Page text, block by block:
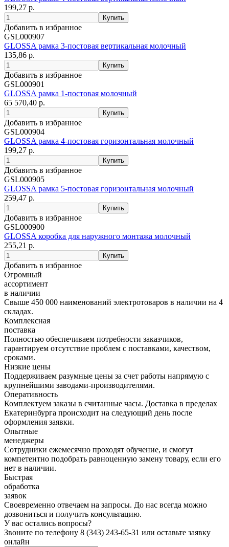
199,27 р.
Добавить в избранное
GSL000907
GLOSSA рамка 3-постовая вертикальная молочный
135,86 р.
Добавить в избранное
GSL000901
GLOSSA рамка 1-постовая молочный
65 570,40 р.
Добавить в избранное
GSL000904
GLOSSA рамка 4-постовая горизонтальная молочный
199,27 р.
Добавить в избранное
GSL000905
GLOSSA рамка 5-постовая горизонтальная молочный
259,47 р.
Добавить в избранное
GSL000900
GLOSSA коробка для наружного монтажа молочный
255,21 р.
Добавить в избранное
Огромный
ассортимент
в наличии
Свыше 450 000 наименований электротоваров в наличии на 4
складах.
Комплексная
поставка
Полностью обеспечиваем потребности заказчиков,
гарантируем отсутствие проблем с поставками, качеством,
сроками.
Низкие цены
Поддерживаем разумные цены за счет работы напрямую с
крупнейшими заводами-производителями.
Оперативность
Комплектуем заказы в считанные часы. Доставка в пределах
Екатеринбурга происходит на следующий день после
оформления заявки.
Опытные
менеджеры
Сотрудники ежемесячно проходят обучение, и смогут
компетентно подобрать равноценную замену товару, если его
нет в наличии.
Быстрая
обработка
заявок
Своевременно отвечаем на запросы. До нас всегда можно
дозвониться и получить консультацию.
У вас остались вопросы?
Звоните по телефону 8 (343) 243-65-31 или оставьте заявку
онлайн